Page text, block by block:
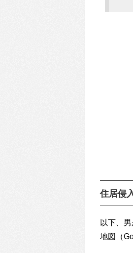
住居侵
以下、
地図（